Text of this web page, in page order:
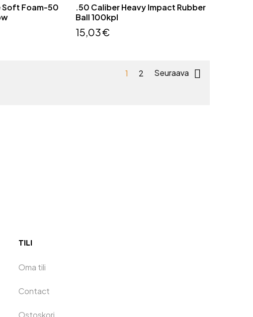
Soft Foam-50
.50 Caliber Heavy Impact Rubber
Ball 100kpl
15,03 €
1 2 Seuraava 
TILI
Oma tili
Contact
Ostoskori